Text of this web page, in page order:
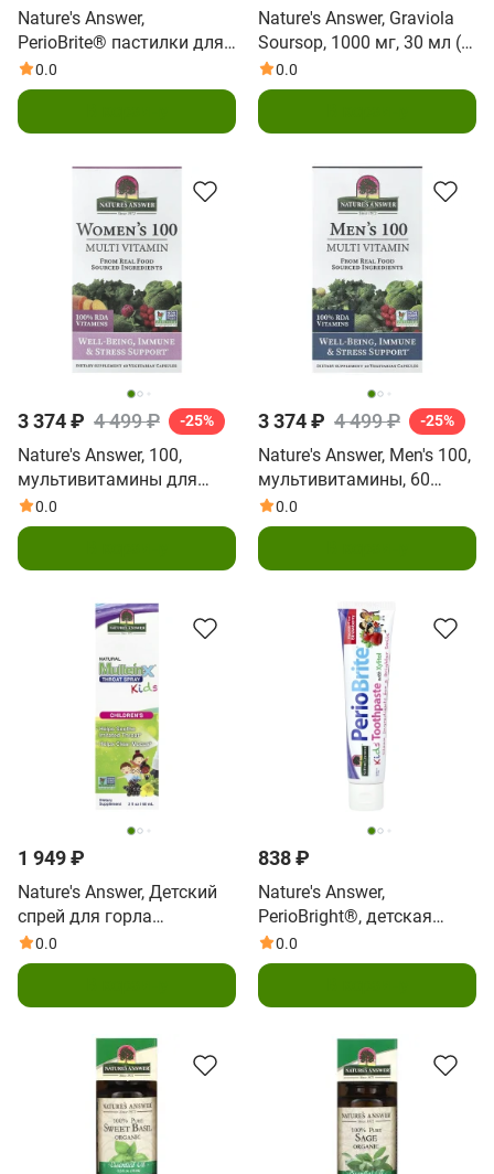
Nature's Answer,
PerioBrite® пастилки для
сухого рта, лимонно-
лаймовая мята, 100
0.0
Nature's Answer, Graviola
Soursop, 1000 мг, 30 мл (1
жидк. Унция)
0.0
3 374 ₽ 4 499 ₽ -25%
Nature's Answer, 100,
мультивитамины для
женщин, 60
вегетарианских капсул
0.0
3 374 ₽ 4 499 ₽ -25%
Nature's Answer, Men's 100,
мультивитамины, 60
вегетарианских капсул
0.0
1 949 ₽
Nature's Answer, Детский
спрей для горла
MulleinX®, 60 мл (2 жидк.
Унции)
0.0
838 ₽
Nature's Answer,
PerioBright®, детская
зубная паста без
фторидов с ксилитолом,
унции)
0.0